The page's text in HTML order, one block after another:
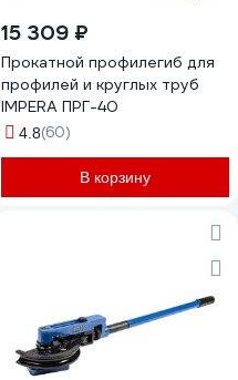
15 309 ₽
Прокатной профилегиб для
профилей и круглых труб
IMPERA ПРГ-40
4.8(60)
В корзину